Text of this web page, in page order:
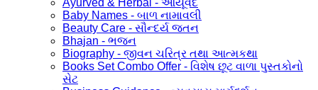
Baby Names - બાળ નામાવલી
Beauty Care - સૌન્દર્ય જતન
Bhajan - ભજન
Biography - જીવન ચરિત્ર તથા આત્મકથા
Books Set Combo Offer - વિશેષ છૂટ વાળા પુસ્તકોનો
સેટ